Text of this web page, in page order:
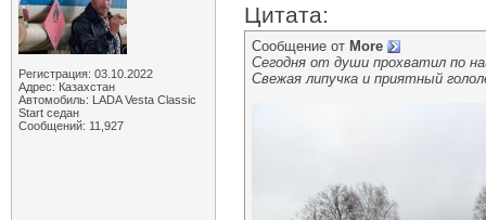
Регистрация: 03.10.2022
Адрес: Казахстан
Автомобиль: LADA Vesta Classic
Start седан
Сообщений: 11,927
Цитата:
Сообщение от More
Сегодня от души прохватил по
Свежая липучка и приятный